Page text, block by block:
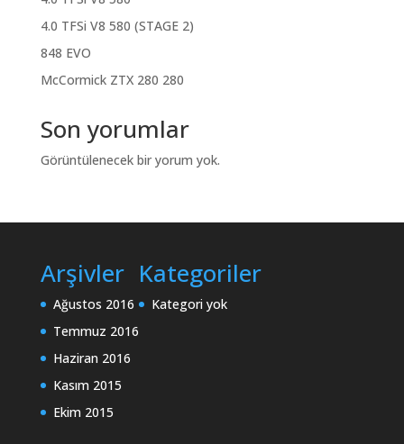
4.0 TFSi V8 580 (STAGE 2)
848 EVO
McCormick ZTX 280 280
Son yorumlar
Görüntülenecek bir yorum yok.
Arşivler
Ağustos 2016
Temmuz 2016
Haziran 2016
Kasım 2015
Ekim 2015
Kategoriler
Kategori yok